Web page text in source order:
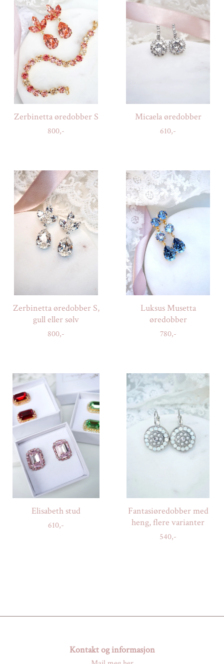
Zerbinetta øredobber S
800,-
Micaela øredobber
610,-
Zerbinetta øredobber S,
gull eller sølv
800,-
Luksus Musetta
øredobber
780,-
Elisabeth stud
610,-
Fantasiøredobber med
heng, flere varianter
540,-
Kontakt og informasjon